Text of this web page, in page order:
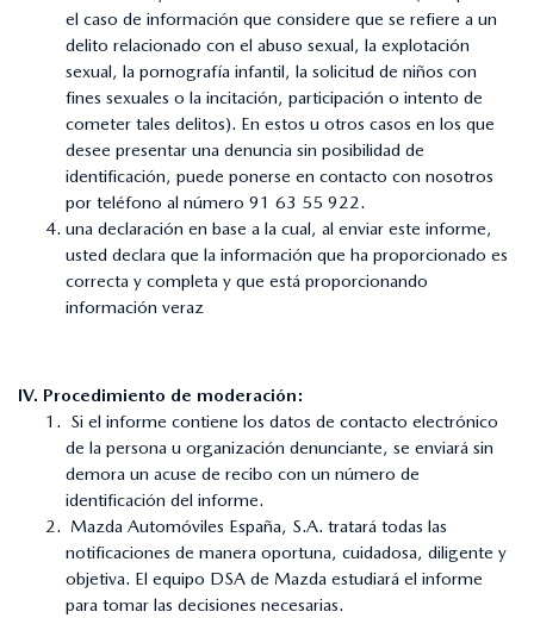
el caso de información que considere que se refiere a un
delito relacionado con el abuso sexual, la explotación
sexual, la pornografía infantil, la solicitud de niños con
fines sexuales o la incitación, participación o intento de
cometer tales delitos). En estos u otros casos en los que
desee presentar una denuncia sin posibilidad de
identificación, puede ponerse en contacto con nosotros
por teléfono al número 91 63 55 922.
una declaración en base a la cual, al enviar este informe,
usted declara que la información que ha proporcionado es
correcta y completa y que está proporcionando
información veraz
IV. Procedimiento de moderación:
Si el informe contiene los datos de contacto electrónico
de la persona u organización denunciante, se enviará sin
demora un acuse de recibo con un número de
identificación del informe.
Mazda Automóviles España, S.A. tratará todas las
notificaciones de manera oportuna, cuidadosa, diligente y
objetiva. El equipo DSA de Mazda estudiará el informe
para tomar las decisiones necesarias.